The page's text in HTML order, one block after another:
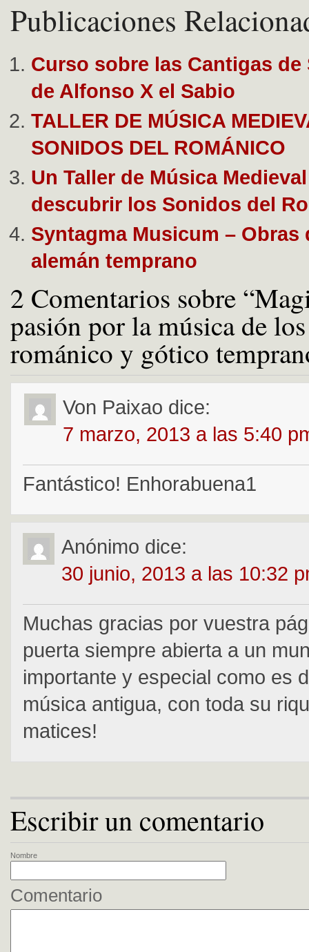
Publicaciones
Curso sobre las Cantigas de
de Alfonso X el Sabio
TALLER DE MÚSICA
SONIDOS DEL ROMÁNICO
Un Taller de Música
descubrir los Sonidos del
Syntagma Musicum – Obras
alemán temprano
2 Comentarios sobre
pasión por la música de
románico y gótico
Von Paixao dice:
7 marzo, 2013 a las 5:40
Fantástico! Enhorabuena1
Anónimo dice:
30 junio, 2013 a las 10:32
Muchas gracias por vuestra
puerta siempre abierta a un
importante y especial como es
música antigua, con toda su
matices!
Escribir un comentario
Nombre
Comentario